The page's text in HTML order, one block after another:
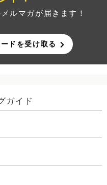
ルマガが届きます！
ドを受け取る
ガイド